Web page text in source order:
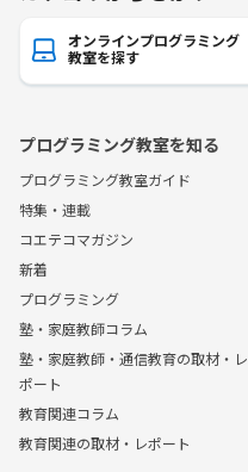
オンラインプログラミング
教室を探す
プログラミング教室を知る
プログラミング教室ガイド
特集・連載
コエテコマガジン
新着
プログラミング
塾・家庭教師コラム
塾・家庭教師・通信教育の取材・レ
ポート
教育関連コラム
教育関連の取材・レポート